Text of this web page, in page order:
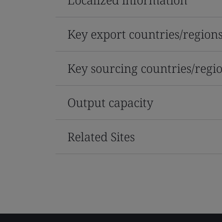
Key export countries/regions
Key sourcing countries/
Output capacity
Related Sites